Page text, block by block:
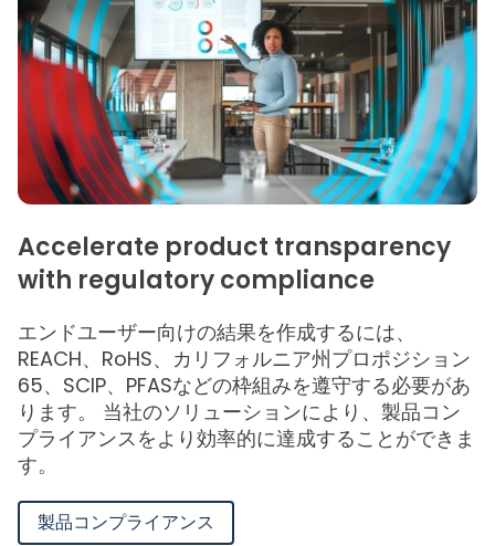
Accelerate product transparency
with regulatory compliance
エンドユーザー向けの結果を作成するには、
REACH、RoHS、カリフォルニア州プロポジション
65、SCIP、PFASなどの枠組みを遵守する必要があ
ります。 当社のソリューションにより、製品コン
プライアンスをより効率的に達成することができま
す。
製品コンプライアンス